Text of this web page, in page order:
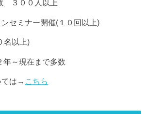
３００人以上
セミナー開催(１０回以上)
名以上)
年～現在まで多数
ては→ こちら